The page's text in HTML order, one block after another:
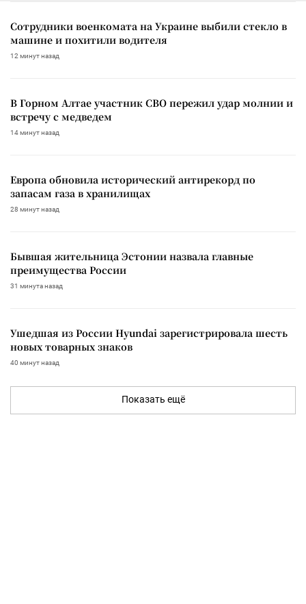
Сотрудники военкомата на Украине выбили стекло в
машине и похитили водителя
12 минут назад
В Горном Алтае участник СВО пережил удар молнии и
встречу с медведем
14 минут назад
Европа обновила исторический антирекорд по
запасам газа в хранилищах
28 минут назад
Бывшая жительница Эстонии назвала главные
преимущества России
31 минута назад
Ушедшая из России Hyundai зарегистрировала шесть
новых товарных знаков
40 минут назад
Показать ещё